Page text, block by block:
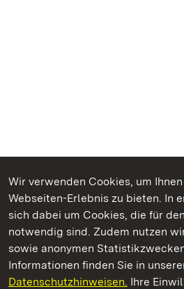
Wir verwenden Cookies, um
Webseiten-Erlebnis zu bieten. In
sich dabei um Cookies, die für
notwendig sind. Zudem nutzen
sowie anonymen
Informationen finden Sie in
Datenschutzhinweisen. Ihre
Kommen. Staunen. Genießen.
Staatliche Schlösser und Gärten